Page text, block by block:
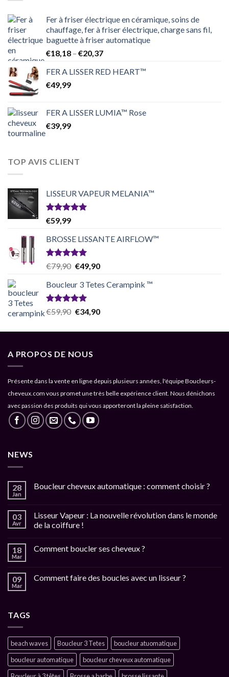
Fer à friser électrique en céramique, soins de
chauffage, fer à friser électrique, charge sans fil,
baguette à friser automatique
€18,18 – €20,37Price
€18,18
FER A LISSER RED HEART™
€49,99
FER A LISSER LUMIA™ Rose
€39,99
TOP AVIS CLIENT
LISSEUR VAPEUR MELANIA™
Note5.00
sur 5
€59,99
BROSSE LISSANTE AIRFLOW™
Note5.00
sur 5
€79,90 Original
was:
€79,90.
€49,90Current
is:
Boucleur 3 Tetes Cerampink ™
Note5.00
sur 5
€59,90 Original
was:
€34,90Current
is:
A PROPOS DE NOUS
Présente dans la vente en ligne depuis plusieurs années, l'équipe Boucleurs-
cheveux.com vous promet une très belle expérience client. Nous dénichons
avec passion des produits qui vous apporteront la pleine satisfaction.
NEWS
28
Jan
Boucleur cheveux automatique : comment choisir ?
03
Avr
Lisseur Vapeur : La nouvelle révolution dans le monde
de la coiffure !
18
Mar
Comment boucler ses cheveux ?
09
Mar
Comment faire des boucles avec un lisseur ?
TAGS
beach waves Boucleur 3 Tetes
boucleur atuomatique
boucleur automatique
boucleur cheveux automatique